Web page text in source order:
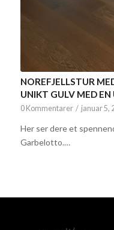
NOREFJELLSTUR
UNIKT GULV MED EN
0 Kommentarer / januar 5,
Her ser dere et
Garbelotto.…